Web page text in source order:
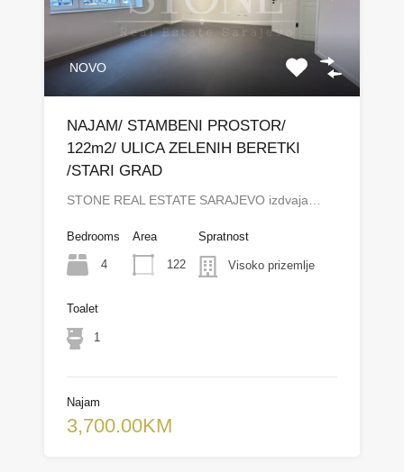
NOVO
NAJAM/ STAMBENI PROSTOR/
122m2/ ULICA ZELENIH BERETKI
/STARI GRAD
STONE REAL ESTATE SARAJEVO izdvaja…
Bedrooms
4
Area
122
Spratnost
Visoko prizemlje
Toalet
1
Najam
3,700.00KM